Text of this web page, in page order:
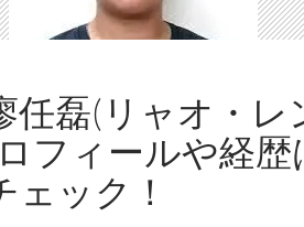
任磊(リャオ・レ
フィールや経歴
ェック！